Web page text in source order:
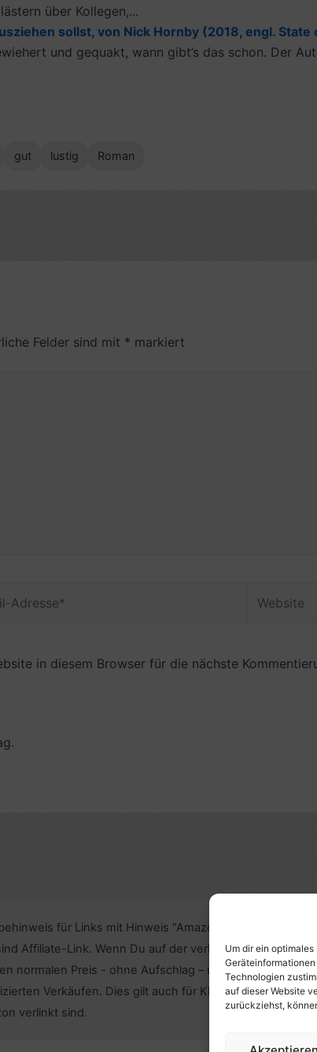
Um dir ein
Technologien
auf dieser Website
zurückziehst,
über Kollegen,...
sollst, von Nick Hornby (2018, engl.
und gequakt, wann gibt’s das schon. Der
gut lustig Roman
Felder sind mit * markiert
in diesem Browser für die nächste
für Links mit Hinweis "Amazon-Werbelink(s)",
Affiliate-Link. Wenn Du auf der verlinkten Website
normalen Preis - ohne Aufschlag – und unterstützt
Verkäufen. Dies gilt auch für Klicks/Tipps auf
verlinkt sind.